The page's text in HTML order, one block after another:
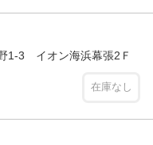
1-3 イオン海浜幕張2Ｆ
在庫なし